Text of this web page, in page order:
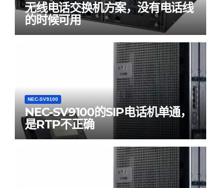
无线电话交换机方案，没有电话线
的时候可用
NEC-SV9100
NEC-SV9100的SIP电话机单通，
是RTP不正确